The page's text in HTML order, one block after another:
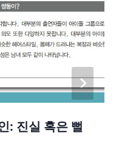
: 진실 혹은 뻘